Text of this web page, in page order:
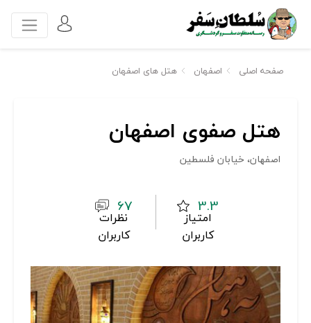
صفحه اصلی اصفهان هتل های اصفهان
هتل صفوی اصفهان
اصفهان، خیابان فلسطین
3.3
امتیاز
کاربران
67
نظرات
کاربران